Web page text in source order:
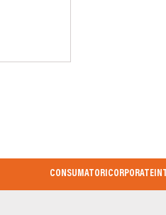
CONSUMATORICORPORATE